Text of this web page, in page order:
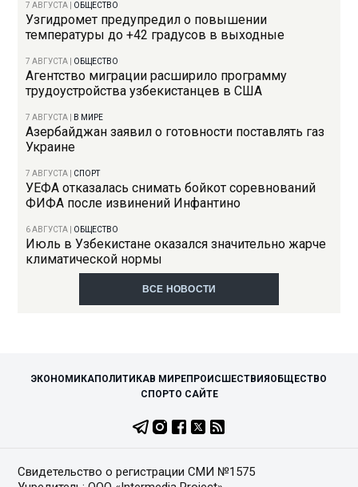
7 АВГУСТА ОБЩЕСТВО
Узгидромет предупредил о повышении
температуры до +42 градусов в выходные
7 АВГУСТА ОБЩЕСТВО
Агентство миграции расширило программу
трудоустройства узбекистанцев в США
7 АВГУСТА В МИРЕ
Азербайджан заявил о готовности поставлять газ
Украине
7 АВГУСТА СПОРТ
УЕФА отказалась снимать бойкот соревнований
ФИФА после извинений Инфантино
6 АВГУСТА ОБЩЕСТВО
Июль в Узбекистане оказался значительно жарче
климатической нормы
ВСЕ НОВОСТИ
ЭКОНОМИКАПОЛИТИКАВ МИРЕПРОИСШЕСТВИЯ ОБЩЕСТВО
СПОРТО САЙТЕ
Свидетельство о регистрации СМИ №1575